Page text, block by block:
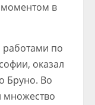
моментом в
работами по
оказал
Бруно. Во
множество